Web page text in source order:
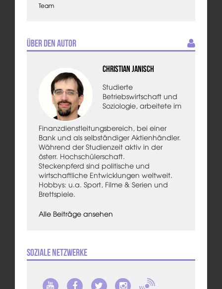
Team
Über den Autor
Christian Janisch
Studierte
Betriebswirtschaft und
Soziologie, arbeitete im
Finanzdienstleitungsbereich, bei einer
Bank und als selbständiger Aktienhändler.
Während der Studienzeit aktiv in der
österr. Hochschülerschaft.
Steckenpferd sind politische und
wirtschaftliche Entwicklungen weltweit.
Hobbys: u.a. Sport, Filme & Serien und
Brettspiele.
Alle Beiträge ansehen
Soziale Netzwerke